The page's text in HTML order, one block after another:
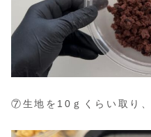
⑦生地を10ｇくらい取り、